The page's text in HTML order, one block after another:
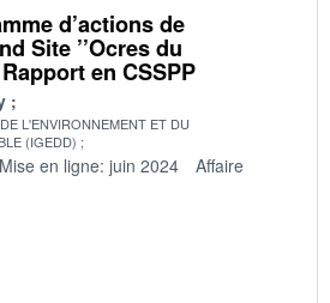
d’actions de
Site ’’Ocres du
en CSSPP
L'ENVIRONNEMENT ET DU
(IGEDD)
Mise en ligne: juin 2024
Affaire